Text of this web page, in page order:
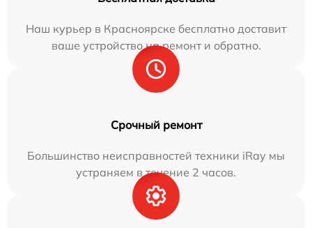
Наш курьер в Красноярске бесплатно доставит
ваше устройство на ремонт и обратно.
Срочный ремонт
Большинство неисправностей техники iRay мы
устраняем в течение 2 часов.